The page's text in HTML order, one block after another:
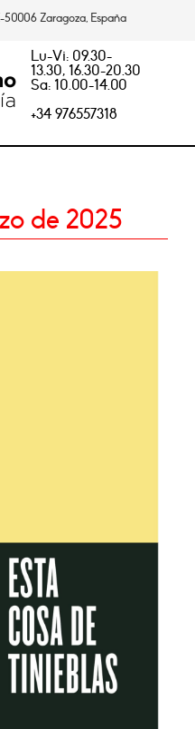
50006 Zaragoza, España
Lu-Vi: 09.30-
13.30, 16.30-20.30
Sa: 10.00-14.00
+34 976557318
de 2025